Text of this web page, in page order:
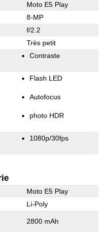
Moto E5 Play
8-MP
f/2.2
Très petit
Contraste
Flash LED
Autofocus
photo HDR
1080p/30fps
Moto E5 Play
Li-Poly
2800 mAh